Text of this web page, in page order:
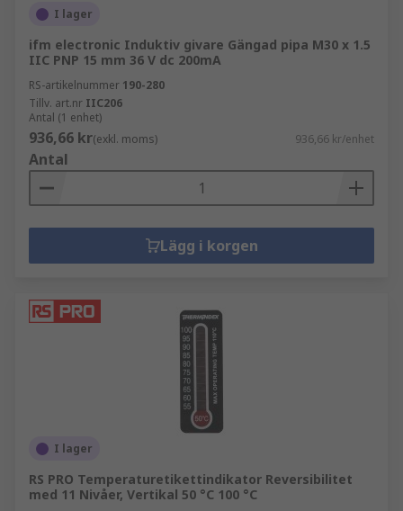
I lager
ifm electronic Induktiv givare Gängad pipa M30 x 1.5
IIC PNP 15 mm 36 V dc 200mA
RS-artikelnummer 190-280
Tillv. art.nr IIC206
Antal (1 enhet)
936,66 kr(exkl. moms) 936,66 kr/enhet
Antal
Lägg i korgen
I lager
RS PRO Temperaturetikettindikator Reversibilitet
med 11 Nivåer, Vertikal 50 °C 100 °C